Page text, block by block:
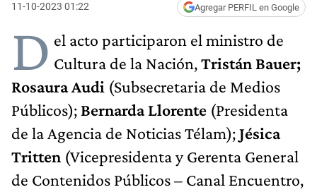
11-10-2023 01:22 Agregar PERFIL en Google
D el acto participaron el ministro de
Cultura de la Nación,Tristán Bauer;
Rosaura Audi (Subsecretaria de Medios
Públicos); Bernarda Llorente (Presidenta
de la Agencia de Noticias Télam);Jésica
Tritten (Vicepresidenta y Gerenta General
de Contenidos Públicos – Canal Encuentro,